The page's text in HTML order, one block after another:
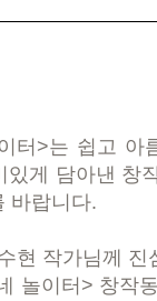
터 >는 쉽고 아
게 담아낸 창
바랍니다.
현 작가님께
놀이터 > 창작